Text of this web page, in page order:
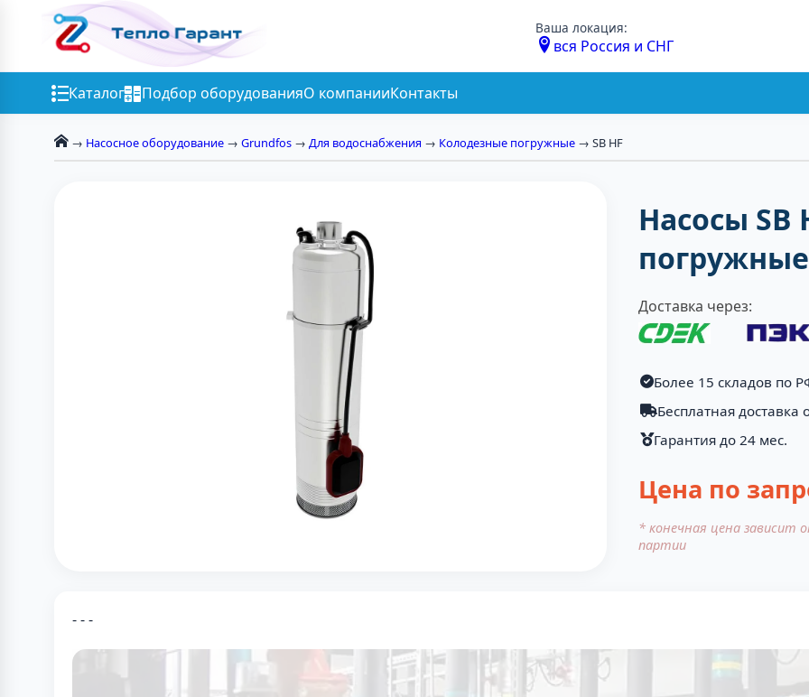
Ваша локация:
вся Россия и СНГ
Каталог Подбор оборудованияО компанииКонтакты
→ Насосное оборудование → Grundfos → Для водоснабжения → Колодезные погружные → SB HF
Насосы SB
Доставка через:
Более 15 складов по
Бесплатная доставка
Гарантия до 24 мес.
Цена по
* конечная цена зависит
партии
- - -